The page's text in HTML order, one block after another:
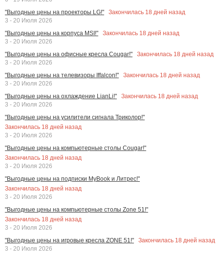
"Выгодные цены на проекторы LG!"
Закончилась 18 дней назад
3 - 20 Июля 2026
"Выгодные цены на корпуса MSI!"
Закончилась 18 дней назад
3 - 20 Июля 2026
"Выгодные цены на офисные кресла Cougar!"
Закончилась 18 дней назад
3 - 20 Июля 2026
"Выгодные цены на телевизоры Iffalcon!"
Закончилась 18 дней назад
3 - 20 Июля 2026
"Выгодные цены на охлаждение LianLi!"
Закончилась 18 дней назад
3 - 20 Июля 2026
"Выгодные цены на усилители сигнала Триколор!"
Закончилась 18 дней назад
3 - 20 Июля 2026
"Выгодные цены на компьютерные столы Cougar!"
Закончилась 18 дней назад
3 - 20 Июля 2026
"Выгодные цены на подписки MyBook и Литрес!"
Закончилась 18 дней назад
3 - 20 Июля 2026
"Выгодные цены на компьютерные столы Zone 51!"
Закончилась 18 дней назад
3 - 20 Июля 2026
"Выгодные цены на игровые кресла ZONE 51!"
Закончилась 18 дней назад
3 - 20 Июля 2026